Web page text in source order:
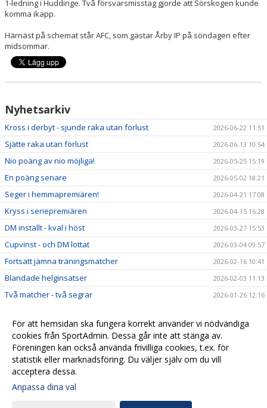
1-ledning i Huddinge. Två försvarsmisstag gjorde att Sörskogen kunde
komma ikapp.
Härnäst på schemat står AFC, som gästar Årby IP på söndagen efter
midsommar.
Nyhetsarkiv
Kross i derbyt - sjunde raka utan förlust 2026-06-22 11:51
Sjätte raka utan förlust 2026-06-13 10:54
Nio poäng av nio möjliga! 2026-05-25 15:19
En poäng senare 2026-05-02 18:21
Seger i hemmapremiären! 2026-04-21 17:08
Kryss i seriepremiären 2026-04-15 16:28
DM inställt - kval i höst 2026-03-27 15:53
Cupvinst - och DM lottat 2026-03-04 09:57
Fortsatt jämna träningsmatcher 2026-02-16 10:41
Blandade helginsatser 2026-02-03 11:13
Två matcher - två segrar 2026-01-26 12:16
För att hemsidan ska fungera korrekt använder vi nödvändiga
cookies från SportAdmin. Dessa går inte att stänga av.
Föreningen kan också använda frivilliga cookies, t.ex. för
statistik eller marknadsföring. Du väljer själv om du vill
acceptera dessa.
Anpassa dina val